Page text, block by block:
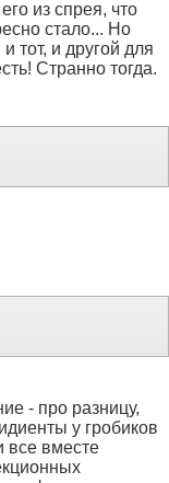
из спрея, что
стало... Но
тот, и другой для
Странно тогда.
- про разницу,
у гробиков
все вместе